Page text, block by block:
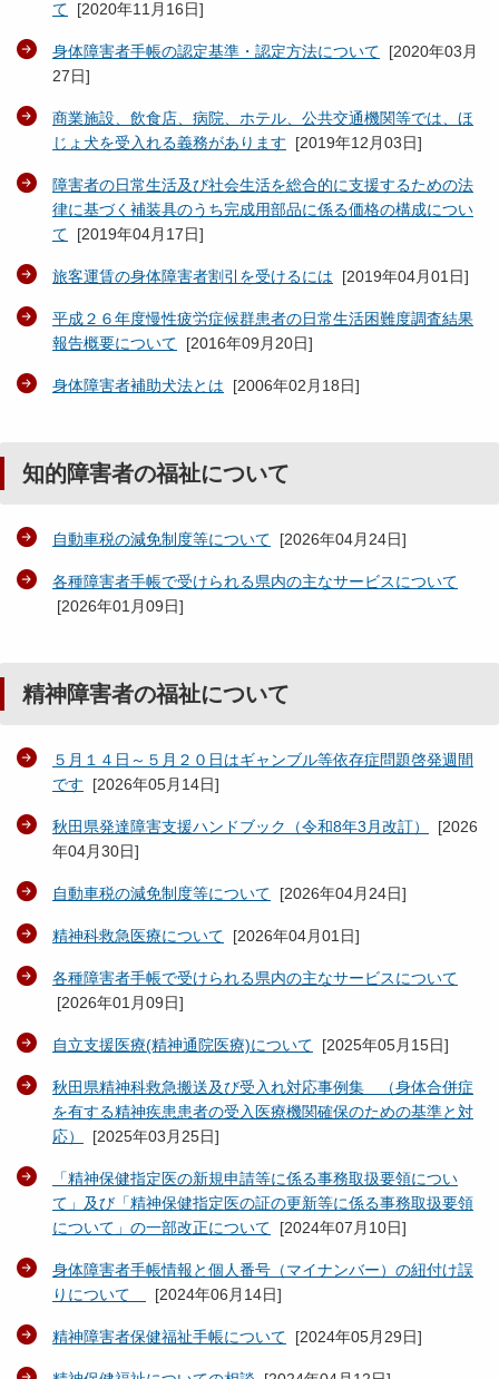
て [2020年11月16日]
身体障害者手帳の認定基準・認定方法について [2020年03月
27日]
商業施設、飲食店、病院、ホテル、公共交通機関等では、ほ
じょ犬を受入れる義務があります [2019年12月03日]
障害者の日常生活及び社会生活を総合的に支援するための法
律に基づく補装具のうち完成用部品に係る価格の構成につい
て [2019年04月17日]
旅客運賃の身体障害者割引を受けるには [2019年04月01日]
平成２６年度慢性疲労症候群患者の日常生活困難度調査結果
報告概要について [2016年09月20日]
身体障害者補助犬法とは [2006年02月18日]
知的障害者の福祉について
自動車税の減免制度等について [2026年04月24日]
各種障害者手帳で受けられる県内の主なサービスについて
[2026年01月09日]
精神障害者の福祉について
５月１４日～５月２０日はギャンブル等依存症問題啓発週間
です [2026年05月14日]
秋田県発達障害支援ハンドブック（令和8年3月改訂） [2026
年04月30日]
自動車税の減免制度等について [2026年04月24日]
精神科救急医療について [2026年04月01日]
各種障害者手帳で受けられる県内の主なサービスについて
[2026年01月09日]
自立支援医療(精神通院医療)について [2025年05月15日]
秋田県精神科救急搬送及び受入れ対応事例集 （身体合併症
を有する精神疾患患者の受入医療機関確保のための基準と対
応）
[2025年03月25日]
「精神保健指定医の新規申請等に係る事務取扱要領につい
て」及び「精神保健指定医の証の更新等に係る事務取扱要領
について」の一部改正について [2024年07月10日]
身体障害者手帳情報と個人番号（マイナンバー）の紐付け誤
りについて
[2024年06月14日]
精神障害者保健福祉手帳について [2024年05月29日]